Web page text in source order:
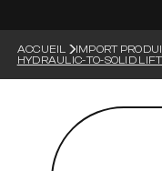
ACCUEIL
IMPORT
HYDRAULIC-TO-SOLID